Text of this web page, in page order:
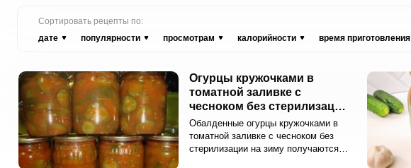
Сортировать рецепты по:
дате
популярности просмотрам калорийности время приготовления
Огурцы кружочками в
томатной заливке с
чесноком без стерилизации
на зиму
Обалденные огурцы кружочками в
томатной заливке с чесноком без
стерилизации на зиму получаются